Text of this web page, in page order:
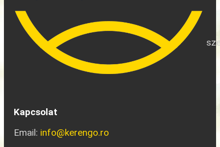
Kapcsolat
Email: info@kerengo.ro